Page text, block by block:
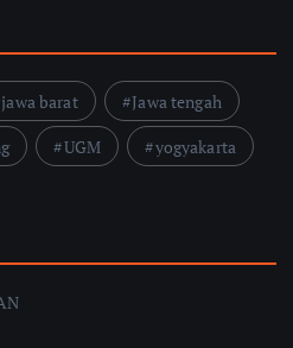
jawa barat
Jawa tengah
UGM yogyakarta